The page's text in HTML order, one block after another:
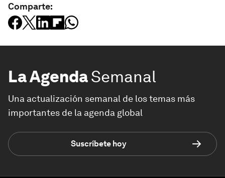
Comparte:
La AgendaSemanal
Una actualización semanal de los temas más
importantes de la agenda global
Suscríbete hoy